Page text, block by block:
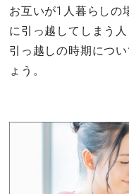
お互いが1人暮らしの
に引っ越してしまう人
引っ越しの時期につ
ょう。